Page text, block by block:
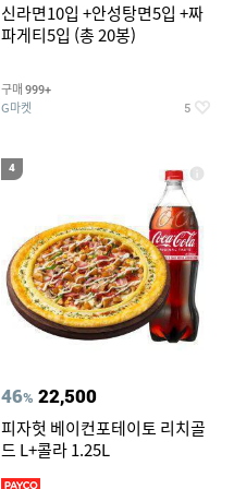
신라면10입 +안성탕면5입 +짜
파게티5입 (총 20봉)
구매 999+
G마켓 5
4
46% 22,500
피자헛 베이컨포테이토 리치골
드 L+콜라 1.25L